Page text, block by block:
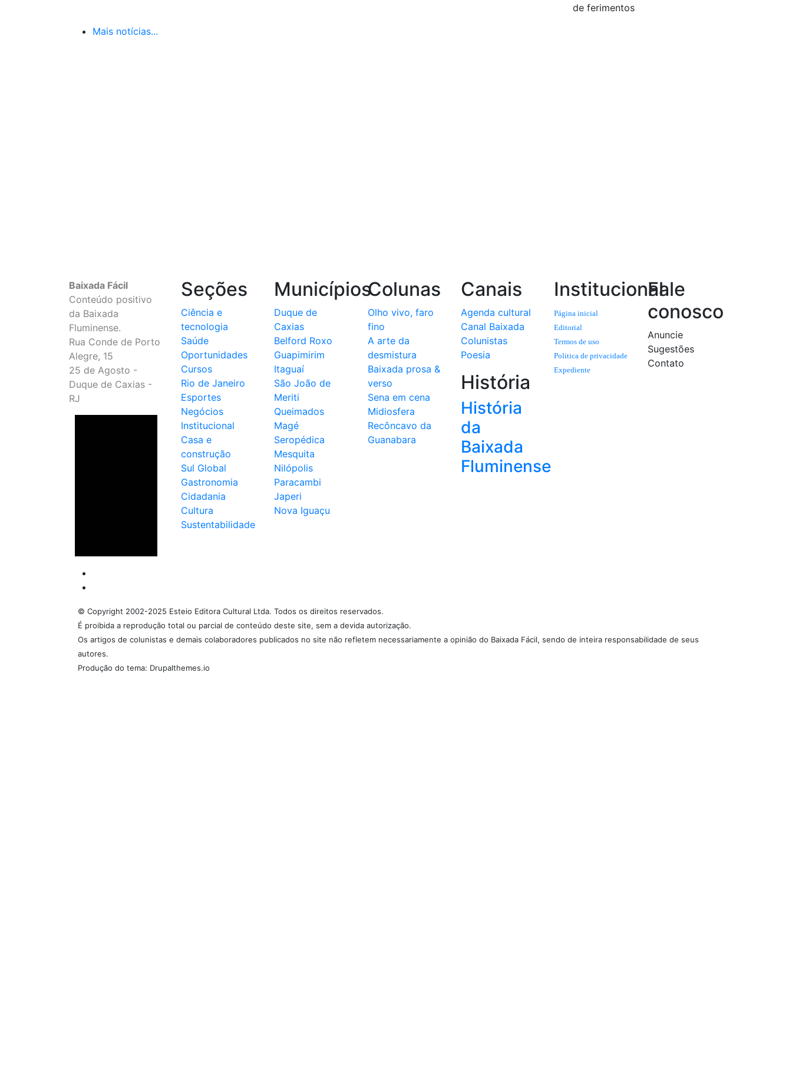
de ferimentos
Mais notícias...
Baixada Fácil
Conteúdo positivo
da Baixada
Fluminense.
Rua Conde de Porto
Alegre, 15
25 de Agosto -
Duque de Caxias -
RJ
Seções
Ciência e
tecnologia
Saúde
Oportunidades
Cursos
Rio de Janeiro
Esportes
Negócios
Institucional
Casa e
construção
Sul Global
Gastronomia
Cidadania
Cultura
Sustentabilidade
Municípios
Duque de
Caxias
Belford Roxo
Guapimirim
Itaguaí
São João de
Meriti
Queimados
Magé
Seropédica
Mesquita
Nilópolis
Paracambi
Japeri
Nova Iguaçu
Colunas
Olho vivo, faro
fino
A arte da
desmistura
Baixada prosa &
verso
Sena em cena
Midiosfera
Recôncavo da
Guanabara
Canais
Agenda cultural
Canal Baixada
Colunistas
Poesia
História
História
da
Baixada
Fluminense
Institucional
Página inicial
Editorial
Termos de uso
Politica de privacidade
Expediente
Fale
conosco
Anuncie
Sugestões
Contato
© Copyright 2002-2025 Esteio Editora Cultural Ltda. Todos os direitos reservados.
É proibida a reprodução total ou parcial de conteúdo deste site, sem a devida autorização.
Os artigos de colunistas e demais colaboradores publicados no site não refletem necessariamente a opinião do Baixada Fácil, sendo de inteira responsabilidade de seus
autores.
Produção do tema: Drupalthemes.io